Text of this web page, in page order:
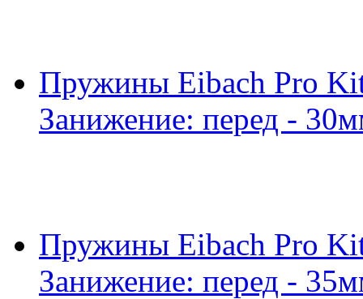
Пружины Eibach Pro
Занижение: перед -
Пружины Eibach Pro
Занижение: перед -